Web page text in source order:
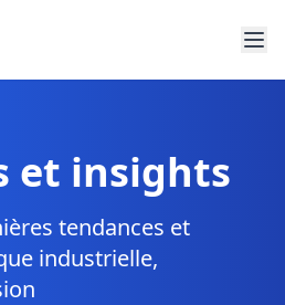
et insights
tendances et
industrielle,